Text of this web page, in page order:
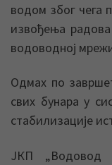
водом због чега
извођења
водоводној
Одмах по
свих бунара у
стабилизације
ЈКП „Водовод